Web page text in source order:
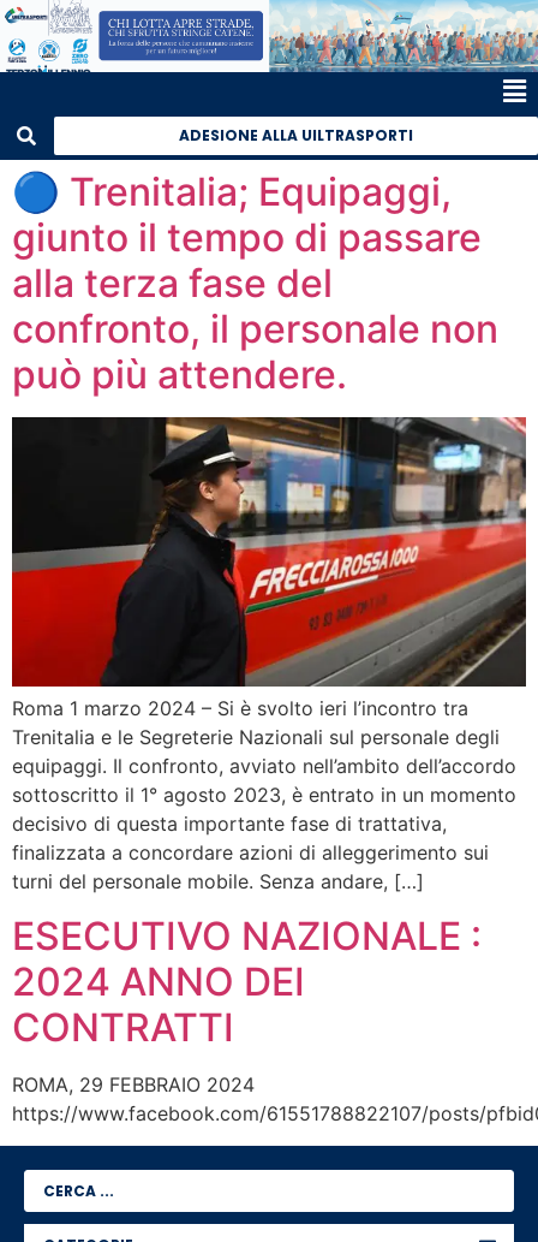
ADESIONE ALLA UILTRASPORTI
🔵 Trenitalia; Equipaggi,
giunto il tempo di passare
alla terza fase del
confronto, il personale non
può più attendere.
Roma 1 marzo 2024 – Si è svolto ieri l’incontro tra
Trenitalia e le Segreterie Nazionali sul personale degli
equipaggi. Il confronto, avviato nell’ambito dell’accordo
sottoscritto il 1° agosto 2023, è entrato in un momento
decisivo di questa importante fase di trattativa,
finalizzata a concordare azioni di alleggerimento sui
turni del personale mobile. Senza andare, […]
ESECUTIVO NAZIONALE :
2024 ANNO DEI
CONTRATTI
ROMA, 29 FEBBRAIO 2024
https://www.facebook.com/61551788822107/posts/